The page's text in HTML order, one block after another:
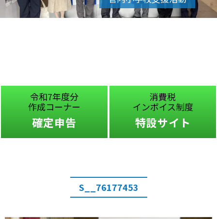
令和7年度分
作成コーナー
確定申告
消費税
インボイス制度
特設サイト
S__76177453